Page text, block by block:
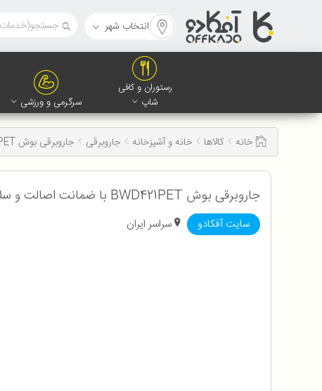
انتخاب شهر
رستوران و کافی
شاپ
سرگرمی و ورزشی
خانه کالاها خانه و آشپزخانه جاروبرقی جاروبرقی بوش BWD421PET
جاروبرقی بوش BWD421PET با ضمانت اصالت و سلامت کالا به همراه 12 ماه گارانتی
سایت آفکادو سراسر ایران